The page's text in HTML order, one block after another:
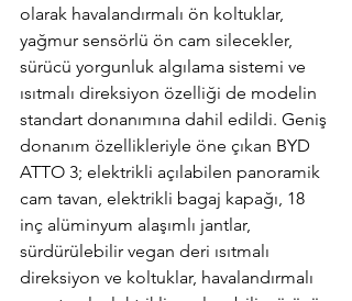
olarak havalandırmalı ön koltuklar,
yağmur sensörlü ön cam silecekler,
sürücü yorgunluk algılama sistemi ve
ısıtmalı direksiyon özelliği de modelin
standart donanımına dahil edildi. Geniş
donanım özellikleriyle öne çıkan BYD
ATTO 3; elektrikli açılabilen panoramik
cam tavan, elektrikli bagaj kapağı, 18
inç alüminyum alaşımlı jantlar,
sürdürülebilir vegan deri ısıtmalı
direksiyon ve koltuklar, havalandırmalı